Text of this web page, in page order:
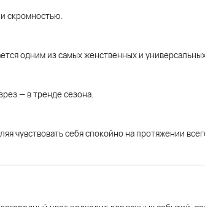
скромностью.
одним из самых женственных и
— в тренде сезона.
чувствовать себя спокойно на протяжении